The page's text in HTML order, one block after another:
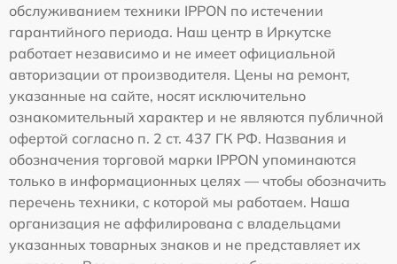
обслуживанием техники IPPON по истечении
гарантийного периода. Наш центр в Иркутске
работает независимо и не имеет официальной
авторизации от производителя. Цены на ремонт,
указанные на сайте, носят исключительно
ознакомительный характер и не являются публичной
офертой согласно п. 2 ст. 437 ГК РФ. Названия и
обозначения торговой марки IPPON упоминаются
только в информационных целях — чтобы обозначить
перечень техники, с которой мы работаем. Наша
организация не аффилирована с владельцами
указанных товарных знаков и не представляет их